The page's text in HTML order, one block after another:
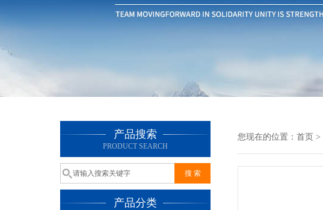
产品搜索
PRODUCT SEARCH
产品分类
您现在的位置： 首页 >